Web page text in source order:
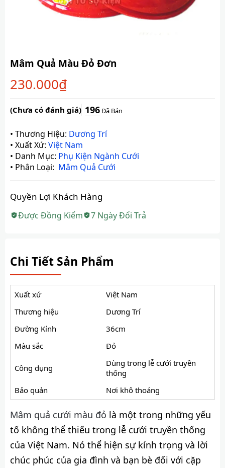
Mâm Quả Màu Đỏ Đơn
(Chưa có đánh giá) 196Đã Bán
230.000₫
• Thương Hiệu: Dương Trí
• Xuất Xứ: Việt Nam
• Danh Mục: Phụ Kiện Ngành Cưới
• Phân Loại: Mâm Quả Cưới
Quyền Lợi Khách Hàng
Được Đồng Kiểm 7 Ngày Đổi Trả
Chi Tiết Sản Phẩm
Xuất xứ
Việt Nam
Thương hiệu
Dương Trí
Đường Kính
36cm
Màu sắc
Đỏ
Công dụng
Dùng trong lễ cưới truyền
thống
Bảo quản
Nơi khô thoáng
Mâm quả cưới màu đỏ là một trong những yếu
tố không thể thiếu trong lễ cưới truyền thống
của Việt Nam. Nó thể hiện sự kính trọng và lời
chúc phúc của gia đình và bạn bè đối với cặp